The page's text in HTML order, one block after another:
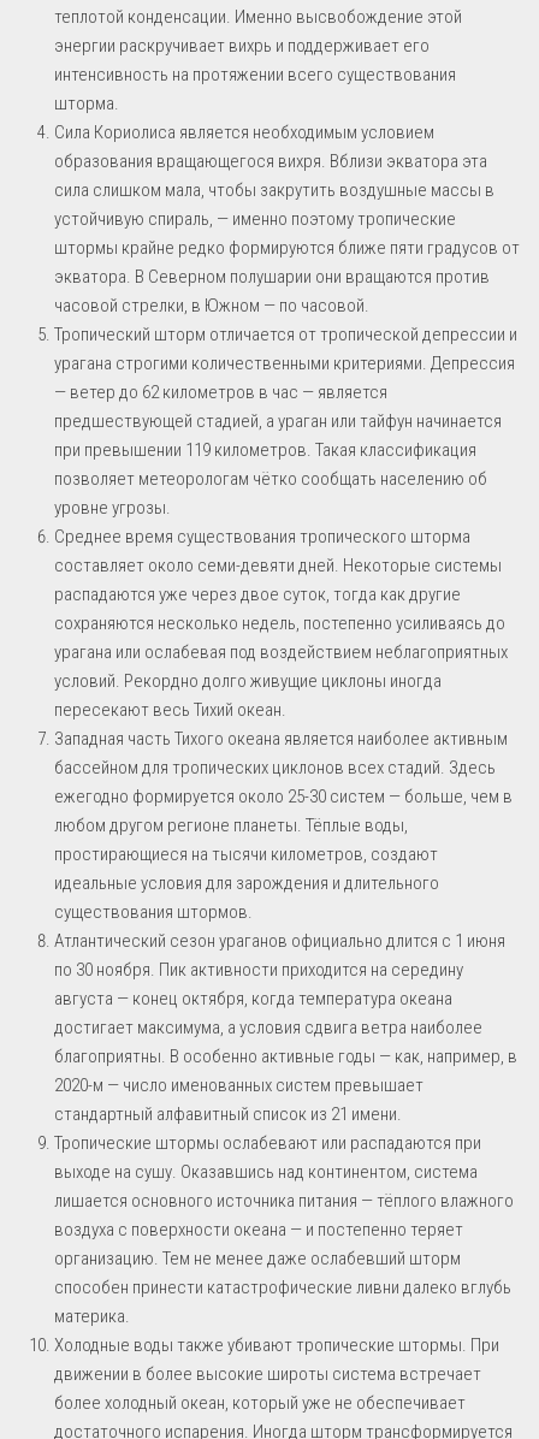
теплотой конденсации. Именно высвобождение этой
энергии раскручивает вихрь и поддерживает его
интенсивность на протяжении всего существования
шторма.
Сила Кориолиса является необходимым условием
образования вращающегося вихря. Вблизи экватора эта
сила слишком мала, чтобы закрутить воздушные массы в
устойчивую спираль, — именно поэтому тропические
штормы крайне редко формируются ближе пяти градусов от
экватора. В Северном полушарии они вращаются против
часовой стрелки, в Южном — по часовой.
Тропический шторм отличается от тропической депрессии и
урагана строгими количественными критериями. Депрессия
— ветер до 62 километров в час — является
предшествующей стадией, а ураган или тайфун начинается
при превышении 119 километров. Такая классификация
позволяет метеорологам чётко сообщать населению об
уровне угрозы.
Среднее время существования тропического шторма
составляет около семи-девяти дней. Некоторые системы
распадаются уже через двое суток, тогда как другие
сохраняются несколько недель, постепенно усиливаясь до
урагана или ослабевая под воздействием неблагоприятных
условий. Рекордно долго живущие циклоны иногда
пересекают весь Тихий океан.
Западная часть Тихого океана является наиболее активным
бассейном для тропических циклонов всех стадий. Здесь
ежегодно формируется около 25-30 систем — больше, чем в
любом другом регионе планеты. Тёплые воды,
простирающиеся на тысячи километров, создают
идеальные условия для зарождения и длительного
существования штормов.
Атлантический сезон ураганов официально длится с 1 июня
по 30 ноября. Пик активности приходится на середину
августа — конец октября, когда температура океана
достигает максимума, а условия сдвига ветра наиболее
благоприятны. В особенно активные годы — как, например, в
2020-м — число именованных систем превышает
стандартный алфавитный список из 21 имени.
Тропические штормы ослабевают или распадаются при
выходе на сушу. Оказавшись над континентом, система
лишается основного источника питания — тёплого влажного
воздуха с поверхности океана — и постепенно теряет
организацию. Тем не менее даже ослабевший шторм
способен принести катастрофические ливни далеко вглубь
материка.
Холодные воды также убивают тропические штормы. При
движении в более высокие широты система встречает
более холодный океан, который уже не обеспечивает
достаточного испарения. Иногда шторм трансформируется